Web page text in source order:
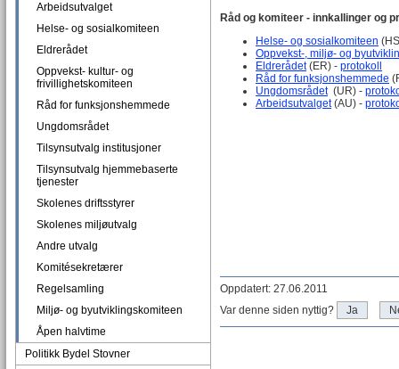
Arbeidsutvalget
Helse- og sosialkomiteen
Eldrerådet
Oppvekst- kultur- og
frivillighetskomiteen
Råd for funksjonshemmede
Ungdomsrådet
Tilsynsutvalg institusjoner
Tilsynsutvalg hjemmebaserte
tjenester
Skolenes driftsstyrer
Skolenes miljøutvalg
Andre utvalg
Komitésekretærer
Regelsamling
Miljø- og byutviklingskomiteen
Åpen halvtime
Politikk Bydel Stovner
Råd og komiteer - innkallinger og
Helse- og sosialkomiteen
Oppvekst-, miljø- og
Eldrerådet(ER) - protokoll
Råd for funksjonshemmede
Ungdomsrådet(UR) -
Arbeidsutvalget(AU) -
Oppdatert: 27.06.2011
Var denne siden nyttig?
Ja